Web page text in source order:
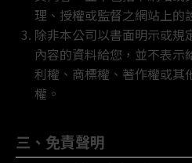
理、授權或監督之網站上的
除非本公司以書面明示或規
內容的資料給您，並不表
利權、商標權、著作權或其
權。
三、免責聲明